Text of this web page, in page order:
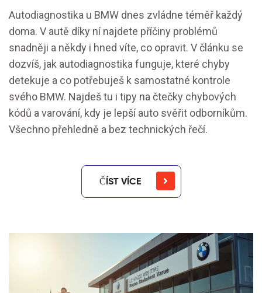
Autodiagnostika u BMW dnes zvládne téměř každý
doma. V autě díky ní najdete příčiny problémů
snadněji a někdy i hned víte, co opravit. V článku se
dozvíš, jak autodiagnostika funguje, které chyby
detekuje a co potřebuješ k samostatné kontrole
svého BMW. Najdeš tu i tipy na čtečky chybových
kódů a varování, kdy je lepší auto svěřit odborníkům.
Všechno přehledně a bez technických řečí.
ČÍST VÍCE